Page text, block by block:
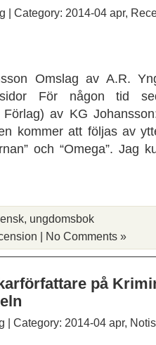
| Category: 2014-04 apr,
Omslag av A.R.
sidor För någon tid
Förlag) av KG
kommer att följas av
och “Omega”. Jag
ungdomsbok
| No Comments »
på
| Category: 2014-04 apr, Notis